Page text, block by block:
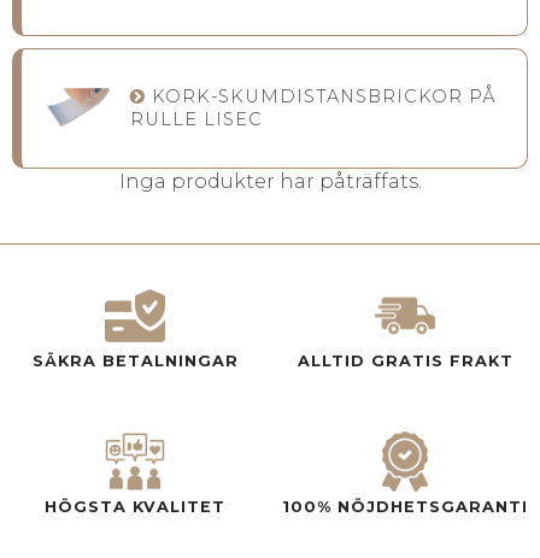
KORK-SKUMDISTANSBRICKOR PÅ
RULLE LISEC
Inga produkter har påträffats.
SÄKRA BETALNINGAR ALLTID GRATIS FRAKT
HÖGSTA KVALITET 100% NÖJDHETSGARANTI